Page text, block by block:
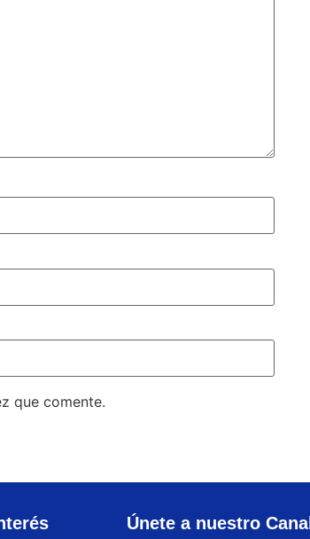
que comente.
Únete a nuestro Canal